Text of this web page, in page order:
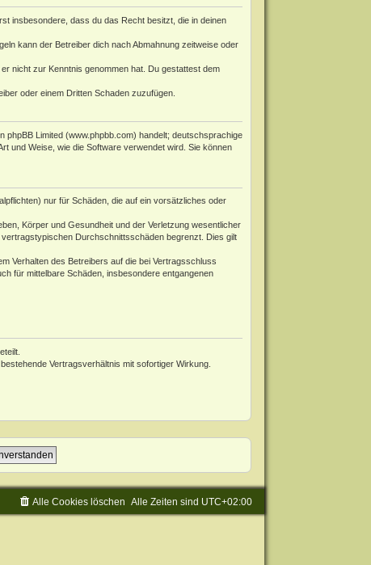
insbesondere, dass du das Recht besitzt, die in deinen
kann der Betreiber dich nach Abmahnung zeitweise oder
nicht zur Kenntnis genommen hat. Du gestattest dem
oder einem Dritten Schaden zuzufügen.
phpBB Limited (www.phpbb.com) handelt; deutschsprachige
und Weise, wie die Software verwendet wird. Sie können
nur für Schäden, die auf ein vorsätzliches oder
Körper und Gesundheit und der Verletzung wesentlicher
Durchschnittsschäden begrenzt. Dies gilt
Verhalten des Betreibers auf die bei Vertragsschluss
für mittelbare Schäden, insbesondere entgangenen
Vertragsverhältnis mit sofortiger Wirkung.
Alle Zeiten sind UTC+02:00
Alle Cookies löschen